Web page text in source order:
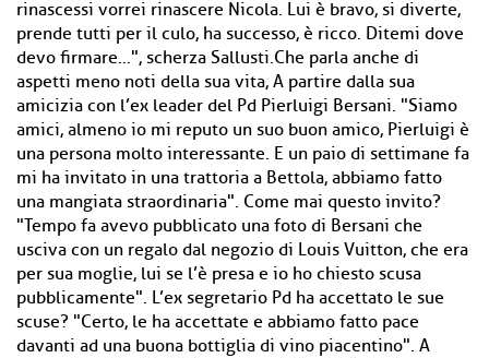
rinascessi vorrei rinascere Nicola. Lui è bravo, si diverte,
prende tutti per il culo, ha successo, è ricco. Ditemi dove
devo firmare…", scherza Sallusti.Che parla anche di
aspetti meno noti della sua vita, A partire dalla sua
amicizia con l’ex leader del Pd Pierluigi Bersani. "Siamo
amici, almeno io mi reputo un suo buon amico, Pierluigi è
una persona molto interessante. E un paio di settimane fa
mi ha invitato in una trattoria a Bettola, abbiamo fatto
una mangiata straordinaria". Come mai questo invito?
"Tempo fa avevo pubblicato una foto di Bersani che
usciva con un regalo dal negozio di Louis Vuitton, che era
per sua moglie, lui se l’è presa e io ho chiesto scusa
pubblicamente". L’ex segretario Pd ha accettato le sue
scuse? "Certo, le ha accettate e abbiamo fatto pace
davanti ad una buona bottiglia di vino piacentino". A